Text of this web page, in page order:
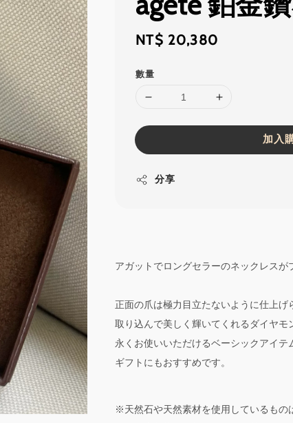
Regular
NT$ 20,380
數量
加入
分享
アガットでロングセラーのネックレスが
正面の爪は極力目立たないように仕上
取り込んで美しく輝いてくれるダイヤモ
永くお使いいただけるベーシックアイ
ギフトにもおすすめです。
※天然石や天然素材を使用しているもの